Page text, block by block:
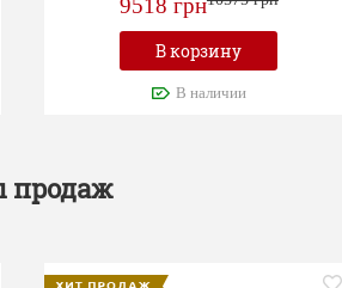
В корзину
В наличии
продаж